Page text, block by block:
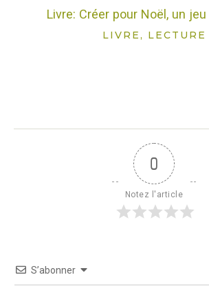
Livre: Créer pour Noël, un jeu
LIVRE, LECTURE
0
Notez l'article
S’abonner